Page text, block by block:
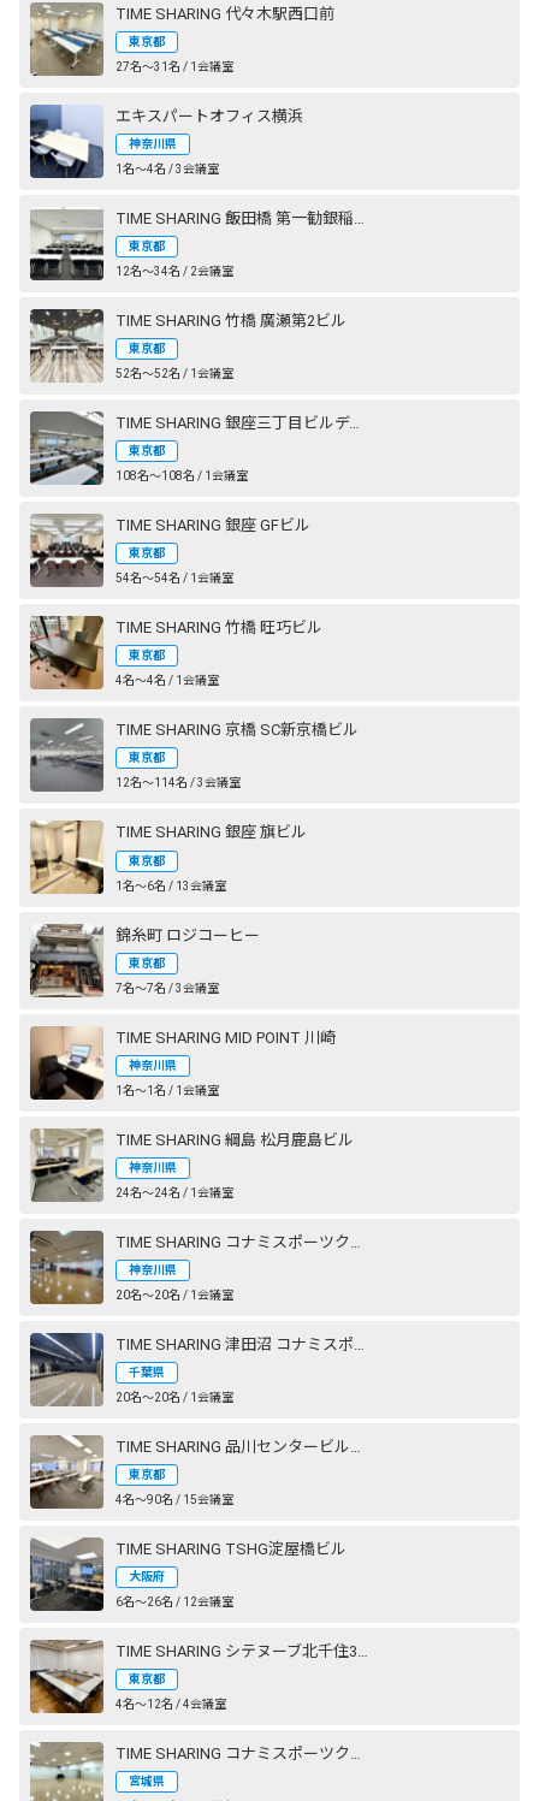
TIME SHARING 代々木駅西口前
東京都
27名〜31名 / 1会議室
エキスパートオフィス横浜
神奈川県
1名〜4名 / 3会議室
東京都
12名〜34名 / 2会議室
TIME SHARING 竹橋 廣瀬第2ビル
東京都
52名〜52名 / 1会議室
TIME SHARING 銀座三丁目ビルディング
東京都
108名〜108名 / 1会議室
TIME SHARING 銀座 GFビル
東京都
54名〜54名 / 1会議室
TIME SHARING 竹橋 旺巧ビル
東京都
4名〜4名 / 1会議室
TIME SHARING 京橋 SC新京橋ビル
東京都
12名〜114名 / 3会議室
TIME SHARING 銀座 旗ビル
東京都
1名〜6名 / 13会議室
錦糸町 ロジコーヒー
東京都
7名〜7名 / 3会議室
TIME SHARING MID POINT 川崎
神奈川県
1名〜1名 / 1会議室
TIME SHARING 綱島 松月鹿島ビル
神奈川県
24名〜24名 / 1会議室
神奈川県
20名〜20名 / 1会議室
千葉県
20名〜20名 / 1会議室
TIME SHARING 品川センタービルディング
東京都
4名〜90名 / 15会議室
TIME SHARING TSHG淀屋橋ビル
大阪府
6名〜26名 / 12会議室
TIME SHARING シテヌーブ北千住30A棟
東京都
4名〜12名 / 4会議室
TIME SHARING コナミスポーツクラブ 仙台長町
宮城県